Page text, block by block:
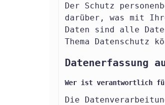
Der Schutz
darüber, was mit
Daten sind alle
Thema Datenschutz
Datenerfassung
Wer ist verantwortlich
Die